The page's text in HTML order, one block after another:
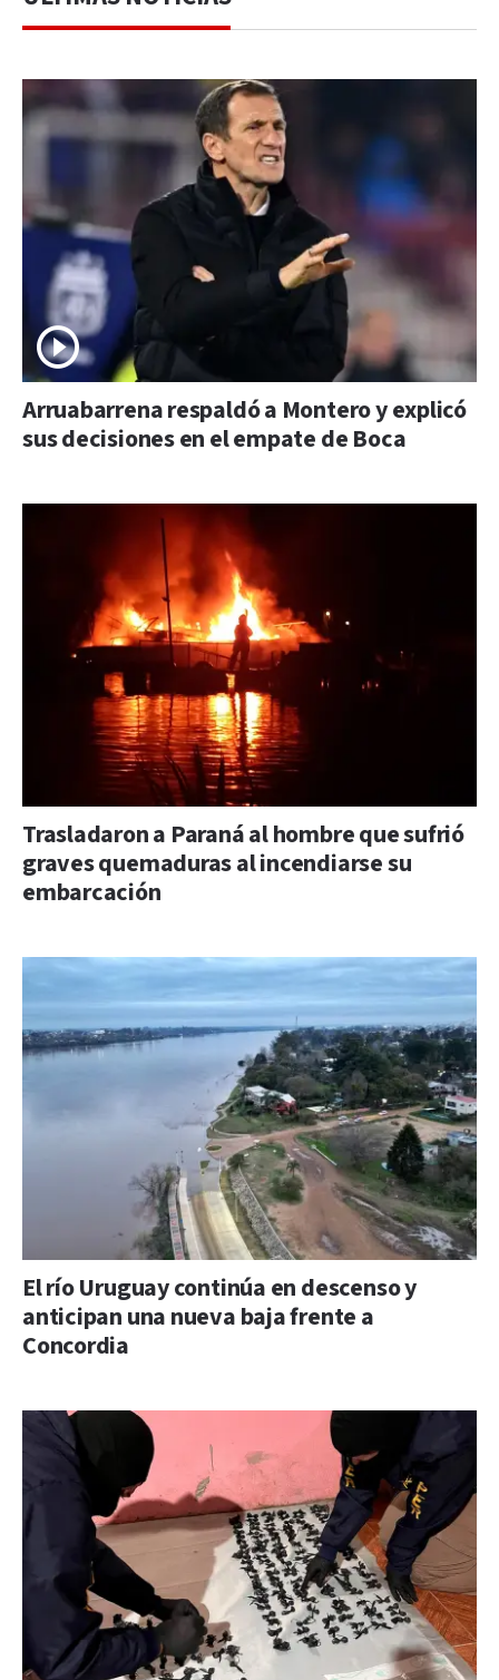
Arruabarrena respaldó a Montero y explicó
sus decisiones en el empate de Boca
Trasladaron a Paraná al hombre que sufrió
graves quemaduras al incendiarse su
embarcación
El río Uruguay continúa en descenso y
anticipan una nueva baja frente a
Concordia